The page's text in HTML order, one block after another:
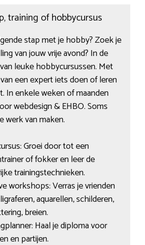
training of hobbycursus
stap met je hobby? Zoek je
van jouw vrije avond? In de
leuke hobbycursussen. Met
een expert iets doen of leren
In enkele weken of maanden
webdesign & EHBO. Soms
werk van maken.
Groei door tot een
of fokker en leer de
trainingstechnieken.
workshops: Verras je vrienden
aquarellen, schilderen,
breien.
Haal je diploma voor
en partijen.